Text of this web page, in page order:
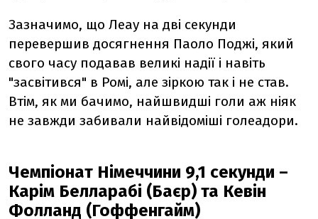
Зазначимо, що Леау на дві секунди
перевершив досягнення Паоло Поджі, який
свого часу подавав великі надії і навіть
"засвітився" в Ромі, але зіркою так і не став.
Втім, як ми бачимо, найшвидші голи аж ніяк
не завжди забивали найвідоміші голеадори.
Чемпіонат Німеччини 9,1 секунди –
Карім Белларабі (Баєр) та Кевін
Фолланд (Гоффенгайм)